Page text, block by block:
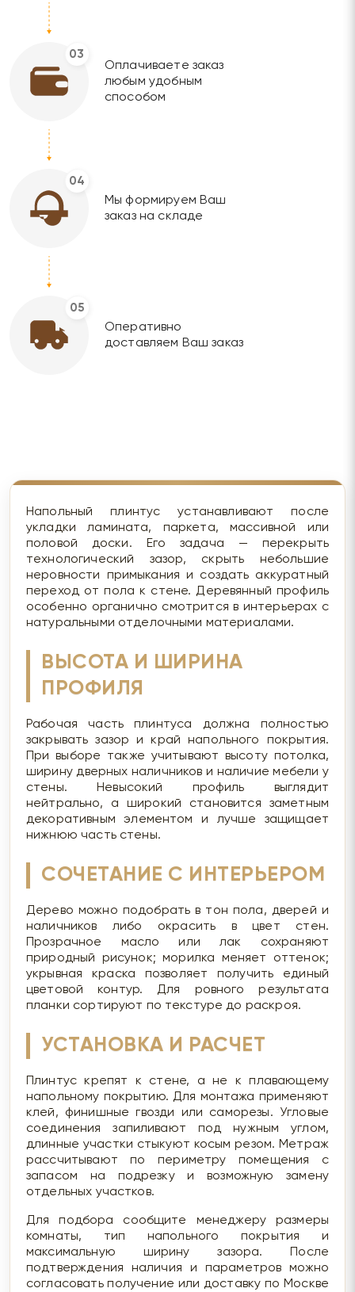
03
Оплачиваете заказ
любым удобным
способом
04
Мы формируем Ваш
заказ на складе
05
Оперативно
доставляем Ваш заказ
Напольный плинтус устанавливают после
укладки ламината, паркета, массивной или
половой доски. Его задача — перекрыть
технологический зазор, скрыть небольшие
неровности примыкания и создать аккуратный
переход от пола к стене. Деревянный профиль
особенно органично смотрится в интерьерах с
натуральными отделочными материалами.
ВЫСОТА И ШИРИНА
ПРОФИЛЯ
Рабочая часть плинтуса должна полностью
закрывать зазор и край напольного покрытия.
При выборе также учитывают высоту потолка,
ширину дверных наличников и наличие мебели у
стены. Невысокий профиль выглядит
нейтрально, а широкий становится заметным
декоративным элементом и лучше защищает
нижнюю часть стены.
СОЧЕТАНИЕ С ИНТЕРЬЕРОМ
Дерево можно подобрать в тон пола, дверей и
наличников либо окрасить в цвет стен.
Прозрачное масло или лак сохраняют
природный рисунок; морилка меняет оттенок;
укрывная краска позволяет получить единый
цветовой контур. Для ровного результата
планки сортируют по текстуре до раскроя.
УСТАНОВКА И РАСЧЕТ
Плинтус крепят к стене, а не к плавающему
напольному покрытию. Для монтажа применяют
клей, финишные гвозди или саморезы. Угловые
соединения запиливают под нужным углом,
длинные участки стыкуют косым резом. Метраж
рассчитывают по периметру помещения с
запасом на подрезку и возможную замену
отдельных участков.
Для подбора сообщите менеджеру размеры
комнаты, тип напольного покрытия и
максимальную ширину зазора. После
подтверждения наличия и параметров можно
согласовать получение или доставку по Москве